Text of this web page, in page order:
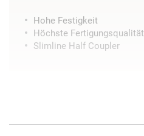
Hohe Festigkeit
Höchste Fertigungsqualität
Slimline Half Coupler